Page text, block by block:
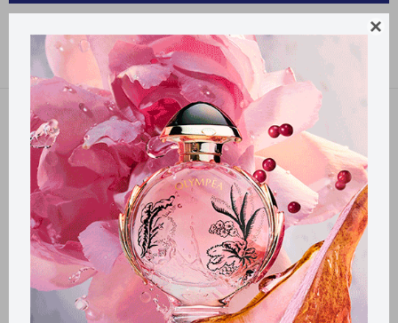

Filtrando por: Botiquin Oxford Quitar filtros